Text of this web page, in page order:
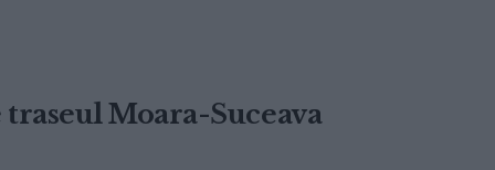
Moara-Suceava